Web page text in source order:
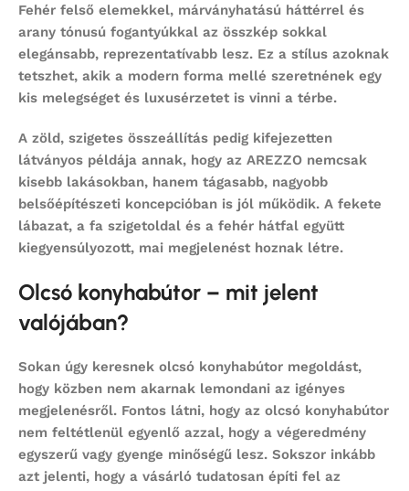
Fehér felső elemekkel, márványhatású háttérrel és
arany tónusú fogantyúkkal az összkép sokkal
elegánsabb, reprezentatívabb lesz. Ez a stílus azoknak
tetszhet, akik a modern forma mellé szeretnének egy
kis melegséget és luxusérzetet is vinni a térbe.
A zöld, szigetes összeállítás pedig kifejezetten
látványos példája annak, hogy az AREZZO nemcsak
kisebb lakásokban, hanem tágasabb, nagyobb
belsőépítészeti koncepcióban is jól működik. A fekete
lábazat, a fa szigetoldal és a fehér hátfal együtt
kiegyensúlyozott, mai megjelenést hoznak létre.
Olcsó konyhabútor – mit jelent
valójában?
Sokan úgy keresnek olcsó konyhabútor megoldást,
hogy közben nem akarnak lemondani az igényes
megjelenésről. Fontos látni, hogy az olcsó konyhabútor
nem feltétlenül egyenlő azzal, hogy a végeredmény
egyszerű vagy gyenge minőségű lesz. Sokszor inkább
azt jelenti, hogy a vásárló tudatosan építi fel az